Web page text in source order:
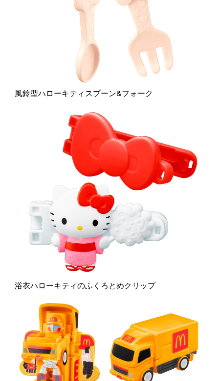
風鈴型ハローキティスプーン&フォーク
浴衣ハローキティのふくろとめクリップ